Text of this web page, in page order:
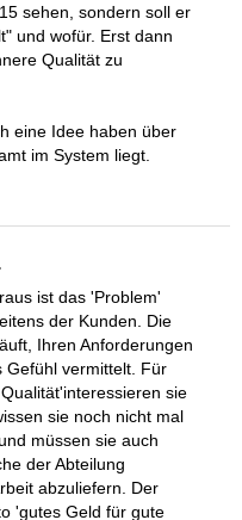
sehen, sondern soll er
und wofür. Erst dann
Qualität zu
eine Idee haben über
im System liegt.
ist das 'Problem'
der Kunden. Die
Ihren Anforderungen
Gefühl vermittelt. Für
sie
sie noch nicht mal
müssen sie auch
der Abteilung
abzuliefern. Der
'gutes Geld für gute